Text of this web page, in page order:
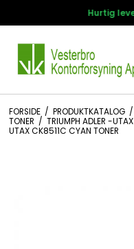
FORSIDE / PRODUKTKATALOG /
TONER / TRIUMPH ADLER -UTAX
UTAX CK8511C CYAN TONER